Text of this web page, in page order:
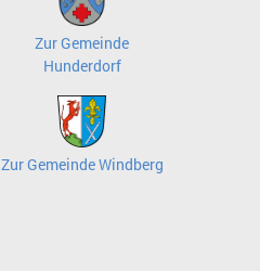
Zur Gemeinde
Hunderdorf
Zur Gemeinde Windberg